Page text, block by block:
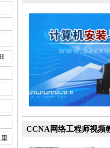
CCNA网络工程师视频